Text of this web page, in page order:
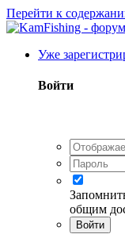
Перейти к
Уже
Войти
общим
Войти